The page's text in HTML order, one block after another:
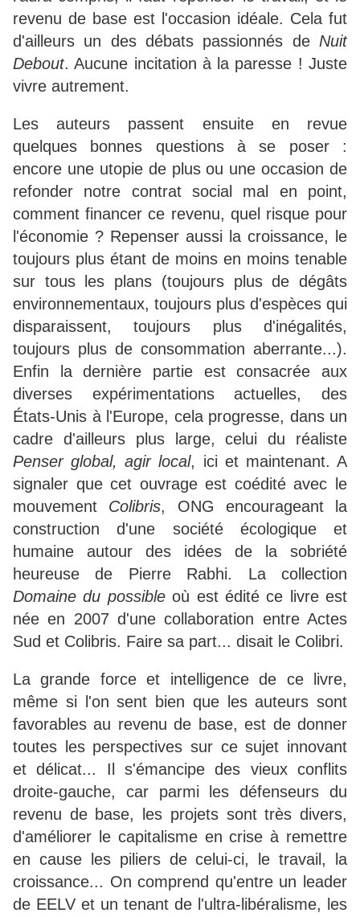
revenu de base est l'occasion idéale. Cela fut
d'ailleurs un des débats passionnés de Nuit
Debout. Aucune incitation à la paresse ! Juste
vivre autrement.
Les auteurs passent ensuite en revue
quelques bonnes questions à se poser :
encore une utopie de plus ou une occasion de
refonder notre contrat social mal en point,
comment financer ce revenu, quel risque pour
l'économie ? Repenser aussi la croissance, le
toujours plus étant de moins en moins tenable
sur tous les plans (toujours plus de dégâts
environnementaux, toujours plus d'espèces qui
disparaissent, toujours plus d'inégalités,
toujours plus de consommation aberrante...).
Enfin la dernière partie est consacrée aux
diverses expérimentations actuelles, des
États-Unis à l'Europe, cela progresse, dans un
cadre d'ailleurs plus large, celui du réaliste
Penser global, agir local, ici et maintenant. A
signaler que cet ouvrage est coédité avec le
mouvement Colibris, ONG encourageant la
construction d'une société écologique et
humaine autour des idées de la sobriété
heureuse de Pierre Rabhi. La collection
Domaine du possibleoù est édité ce livre est
née en 2007 d'une collaboration entre Actes
Sud et Colibris. Faire sa part... disait le Colibri.
La grande force et intelligence de ce livre,
même si l'on sent bien que les auteurs sont
favorables au revenu de base, est de donner
toutes les perspectives sur ce sujet innovant
et délicat... Il s'émancipe des vieux conflits
droite-gauche, car parmi les défenseurs du
revenu de base, les projets sont très divers,
d'améliorer le capitalisme en crise à remettre
en cause les piliers de celui-ci, le travail, la
croissance... On comprend qu'entre un leader
de EELV et un tenant de l'ultra-libéralisme, les